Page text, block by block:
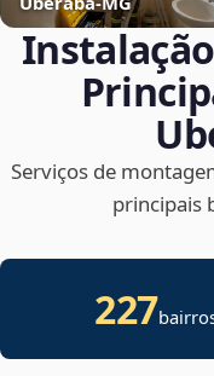
Serviços de
principais
227